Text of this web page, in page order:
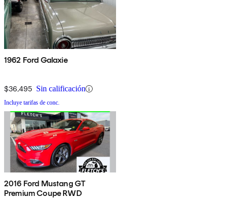
1962 Ford Galaxie
$36,495 Sin calificación
Incluye tarifas de conc.
2016 Ford Mustang GT
Premium Coupe RWD